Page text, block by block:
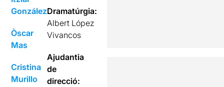
González
Òscar
Mas
Cristina
Murillo
Dramatúrgia:
Albert López
Vivancos
Ajudantia
de
direcció: